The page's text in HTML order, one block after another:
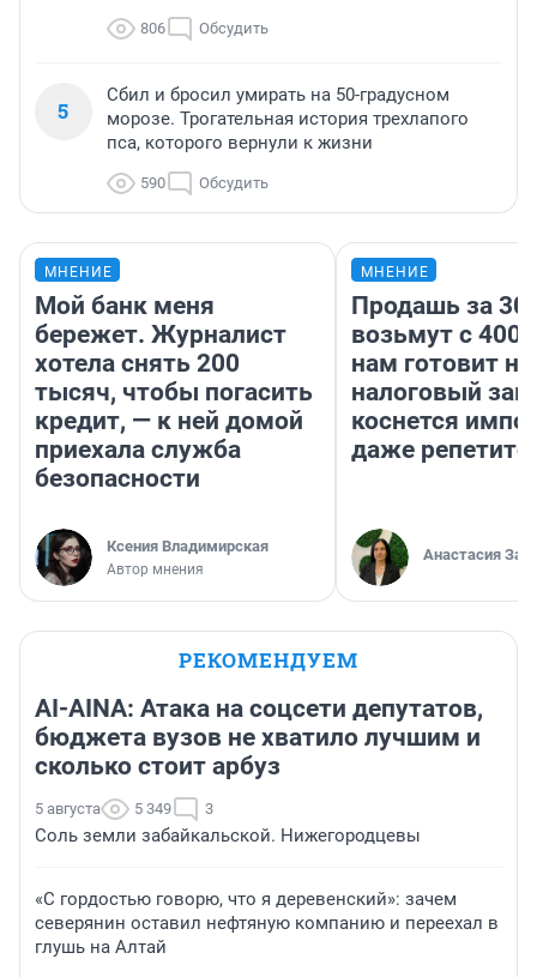
806 Обсудить
5
Сбил и бросил умирать на 50-градусном
морозе. Трогательная история трехлапого
пса, которого вернули к жизни
590 Обсудить
МНЕНИЕ
Мой банк меня
бережет. Журналист
хотела снять 200
тысяч, чтобы погасить
кредит, — к ней домой
приехала служба
безопасности
Ксения Владимирская
Автор мнения
МНЕНИЕ
Продашь за
возьмут с
нам готовит
налоговый
коснется
даже
Анастасия
РЕКОМЕНДУЕМ
AI-AINA: Атака на соцсети депутатов,
бюджета вузов не хватило лучшим и
сколько стоит арбуз
5 августа 5 349 3
Соль земли забайкальской. Нижегородцевы
«С гордостью говорю, что я деревенский»: зачем
северянин оставил нефтяную компанию и переехал в
глушь на Алтай